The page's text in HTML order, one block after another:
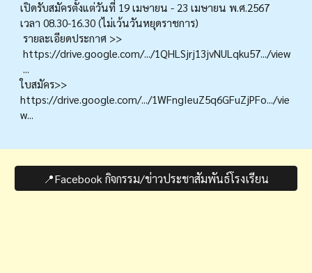
เปิดรับสมัครตั้งแต่วันที่ 19 เมษายน - 23 เมษายน พ.ศ.2567
เวลา 08.30-16.30 (ไม่เว้นวันหยุดราชการ)
รายละเอียดประกาศ >>
https://drive.google.com/.../1QHLSjrj13jvNULqku57.../view
...
ใบสมัคร>>
https://drive.google.com/.../1WFngIeuZ5q6GFuZjPFo.../vie
w...
📍Facebook กิจกรรม/ข่าวประชาสัมพันธ์โรงเรียน